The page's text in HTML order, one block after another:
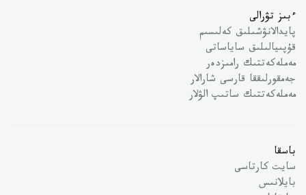
ءبىز تۋرالى
پايدالانۋشىلىق كەلىسىم
قۇپىيالىلىق ساياساتى
مەملەكەتتىك رامىزدەر
جەمقورلىققا قارسى شارالار
مەملەكەتتىك ساتىپ الۋلار
باسقا
سايت كارتاسى
بايلانىس